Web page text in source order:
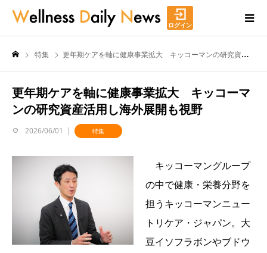
ログイン
特集 更年期ケアを軸に健康事業拡大 キッコーマンの研究資産活用し海外展開も視野
更年期ケアを軸に健康事業拡大 キッコーマ
ンの研究資産活用し海外展開も視野
2026/06/01 特集
キッコーマングループ
の中で健康・栄養分野を
担うキッコーマンニュー
トリケア・ジャパン。大
豆イソフラボンやブドウ